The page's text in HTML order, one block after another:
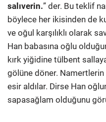
salıverin.” der. Bu teklif
böylece her ikisinden de
ve oğul karşılıklı olarak
Han babasına oğlu
kırk yiğidine tülbent
gölüne döner.
esir aldılar. Dirse Han
sapasağlam olduğunu